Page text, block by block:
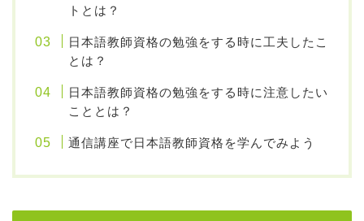
トとは？
日本語教師資格の勉強をする時に工夫したこ
とは？
日本語教師資格の勉強をする時に注意したい
こととは？
通信講座で日本語教師資格を学んでみよう